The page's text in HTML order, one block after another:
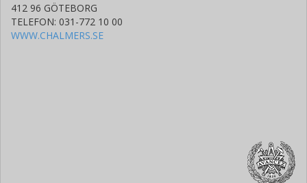
412 96 GÖTEBORG
TELEFON: 031-772 10 00
WWW.CHALMERS.SE